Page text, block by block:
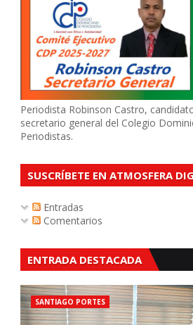
Periodista Robinson Castro,
secretario general del Colegio
Periodistas.
SUSCRÍBETE EN ATMOSFERA
Entradas
Comentarios
ENTRADA DESTACADA
SANTIAGO PORTES